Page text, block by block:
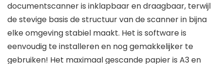
documentscanner is inklapbaar en draagbaar, terwijl
de stevige basis de structuur van de scanner in bijna
elke omgeving stabiel maakt. Het is software is
eenvoudig te installeren en nog gemakkelijker te
gebruiken! Het maximaal gescande papier is A3 en